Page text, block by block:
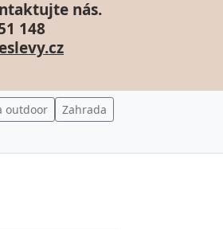
nás.
148
outdoor
Zahrada